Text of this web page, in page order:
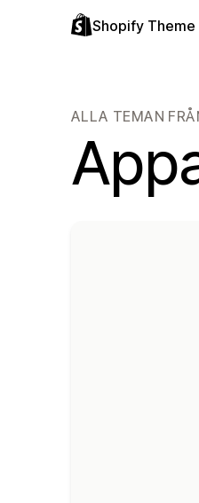
Shopify Theme
ALLA TEMAN